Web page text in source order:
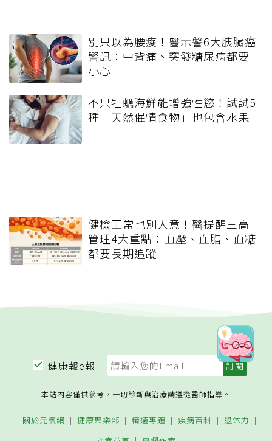
別只以為腰痠！醫示警6大胰臟癌
警訊：中背痛、突發糖尿病都要
小心
不只牡蠣海鮮能增強性慾！試試5
種「天然催情食物」也包含水果
健檢正常也別大意！醫提醒三高
管理4大重點：血壓、血脂、血糖
都要長期追蹤
健康報e報
本站內容僅供參考，一切診斷與治療請遵從醫師指導。
關於元氣網 健康聚樂部 精選專題 疾病百科
退休力